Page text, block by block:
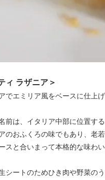
ィ ラザニア＞
でエミリア風をベースに仕上げ
前は、イタリア中部に位置す
のおふくろの味でもあり、老
スと合いまって本格的な味わ
シートのためひき肉や野菜の